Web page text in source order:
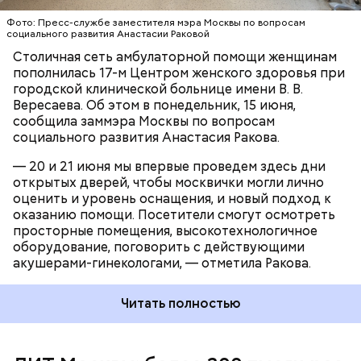
Фото: Пресс-службе заместителя мэра Москвы по вопросам
социального развития Анастасии Раковой
Столичная сеть амбулаторной помощи женщинам
пополнилась 17-м Центром женского здоровья при
городской клинической больнице имени В. В.
Вересаева. Об этом в понедельник, 15 июня,
сообщила заммэра Москвы по вопросам
социального развития Анастасия Ракова.
— 20 и 21 июня мы впервые проведем здесь дни
открытых дверей, чтобы москвички могли лично
оценить и уровень оснащения, и новый подход к
оказанию помощи. Посетители смогут осмотреть
просторные помещения, высокотехнологичное
оборудование, поговорить с действующими
акушерами-гинекологами, — отметила Ракова.
Атмосферу настоящего праздника дополнит
розыгрыш призов.
Читать полностью
ЗДОРОВЬЕ АНАСТАСИЯ РАКОВА МОСКВА